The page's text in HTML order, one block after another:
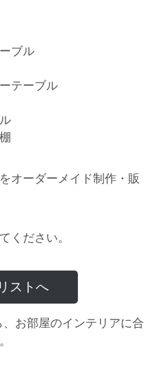
ブル
テーブル
オーダーメイド制作・販
ください。
ストへ
お部屋のインテリアに合